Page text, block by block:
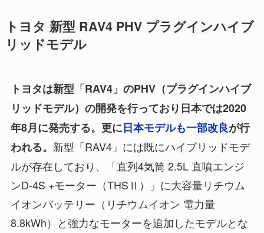
トヨタ 新型 RAV4 PHV プラグインハイブ
リッドモデル
トヨタは新型「RAV4」のPHV（プラグインハイブ
リッドモデル）の開発を行っており日本では2020
年8月に発売する。更に日本モデルも一部改良が行
われる。 新型「RAV4」には既にハイブリッドモデ
ルが存在しており、「直列4気筒 2.5L 直噴エンジ
ンD-4S +モーター（THSⅡ）」に大容量リチウム
イオンバッテリー（リチウムイオン 電力量
8.8kWh）と強力なモーターを追加したモデルとな